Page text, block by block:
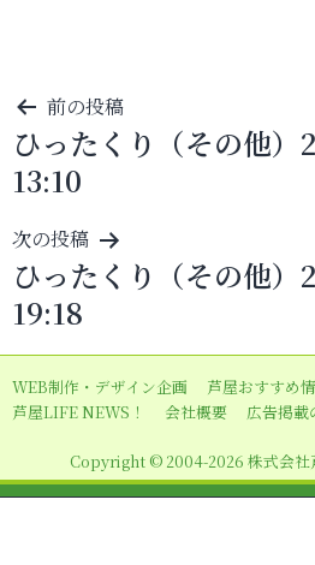
投
稿
ナ
ビ
ゲ
ー
シ
ョ
ン
前の投稿
ひったくり（その他）
13:10
次の投稿
ひったくり（その他）
19:18
WEB制作・デザイン企画 芦屋おすすめ
芦屋LIFE NEWS！
会社概要 広告掲載
Copyright © 2004-2026 株式会